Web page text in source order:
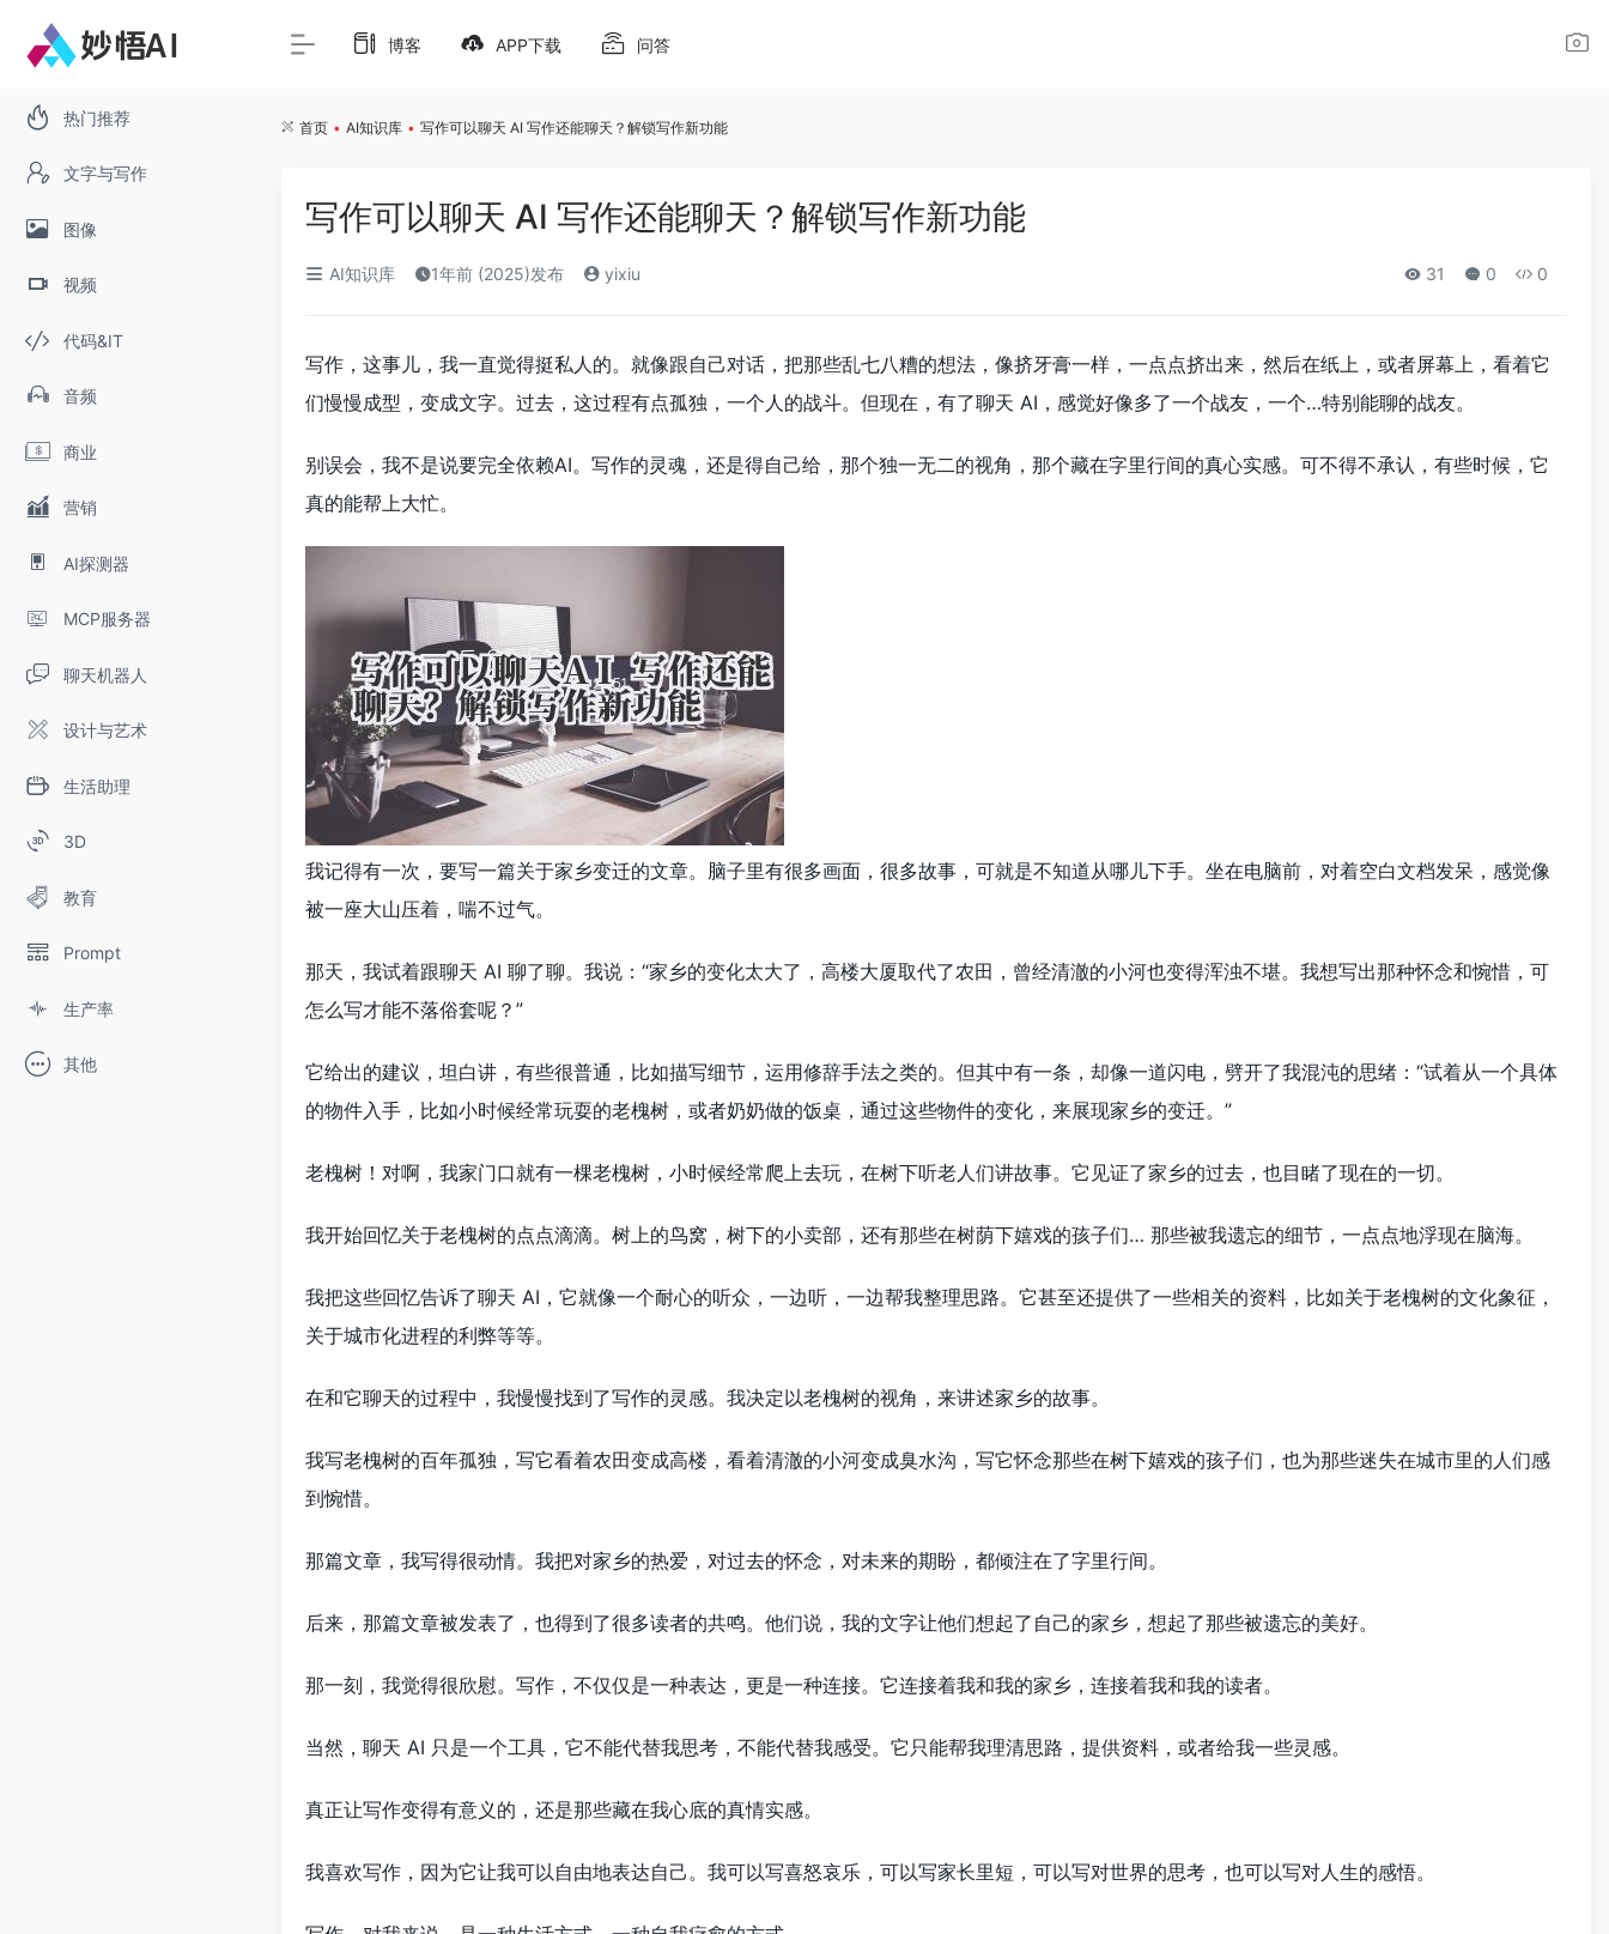
热门推荐
文字与写作
图像
视频
代码&IT
音频
商业
营销
AI探测器
MCP服务器
聊天机器人
设计与艺术
生活助理
3D
教育
Prompt
生产率
其他
博客 APP下载 问答
首页 • AI知识库 • 写作可以聊天 AI 写作还能聊天？解锁写作新功能
写作可以聊天 AI 写作还能聊天？解锁写作新功能
AI知识库 1年前 (2025)发布 yixiu 31 0 0
写作，这事儿，我一直觉得挺私人的。就像跟自己对话，把那些乱七八糟的想法，像挤牙膏一样，一点点挤出来，然后在纸上，或者屏幕上，看着它
们慢慢成型，变成文字。过去，这过程有点孤独，一个人的战斗。但现在，有了聊天 AI，感觉好像多了一个战友，一个…特别能聊的战友。
别误会，我不是说要完全依赖AI。写作的灵魂，还是得自己给，那个独一无二的视角，那个藏在字里行间的真心实感。可不得不承认，有些时候，它
真的能帮上大忙。
我记得有一次，要写一篇关于家乡变迁的文章。脑子里有很多画面，很多故事，可就是不知道从哪儿下手。坐在电脑前，对着空白文档发呆，感觉像
被一座大山压着，喘不过气。
那天，我试着跟聊天 AI 聊了聊。我说：“家乡的变化太大了，高楼大厦取代了农田，曾经清澈的小河也变得浑浊不堪。我想写出那种怀念和惋惜，可
怎么写才能不落俗套呢？”
它给出的建议，坦白讲，有些很普通，比如描写细节，运用修辞手法之类的。但其中有一条，却像一道闪电，劈开了我混沌的思绪：“试着从一个具体
的物件入手，比如小时候经常玩耍的老槐树，或者奶奶做的饭桌，通过这些物件的变化，来展现家乡的变迁。”
老槐树！对啊，我家门口就有一棵老槐树，小时候经常爬上去玩，在树下听老人们讲故事。它见证了家乡的过去，也目睹了现在的一切。
我开始回忆关于老槐树的点点滴滴。树上的鸟窝，树下的小卖部，还有那些在树荫下嬉戏的孩子们… 那些被我遗忘的细节，一点点地浮现在脑海。
我把这些回忆告诉了聊天 AI，它就像一个耐心的听众，一边听，一边帮我整理思路。它甚至还提供了一些相关的资料，比如关于老槐树的文化象征，
关于城市化进程的利弊等等。
在和它聊天的过程中，我慢慢找到了写作的灵感。我决定以老槐树的视角，来讲述家乡的故事。
我写老槐树的百年孤独，写它看着农田变成高楼，看着清澈的小河变成臭水沟，写它怀念那些在树下嬉戏的孩子们，也为那些迷失在城市里的人们感
到惋惜。
那篇文章，我写得很动情。我把对家乡的热爱，对过去的怀念，对未来的期盼，都倾注在了字里行间。
后来，那篇文章被发表了，也得到了很多读者的共鸣。他们说，我的文字让他们想起了自己的家乡，想起了那些被遗忘的美好。
那一刻，我觉得很欣慰。写作，不仅仅是一种表达，更是一种连接。它连接着我和我的家乡，连接着我和我的读者。
当然，聊天 AI 只是一个工具，它不能代替我思考，不能代替我感受。它只能帮我理清思路，提供资料，或者给我一些灵感。
真正让写作变得有意义的，还是那些藏在我心底的真情实感。
我喜欢写作，因为它让我可以自由地表达自己。我可以写喜怒哀乐，可以写家长里短，可以写对世界的思考，也可以写对人生的感悟。